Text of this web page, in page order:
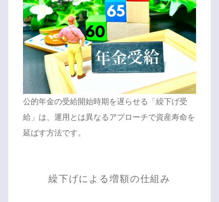
公的年金の受給開始時期を遅らせる「繰下げ受
給」は、運用とは異なるアプローチで資産寿命を
延ばす方法です。
繰下げによる増額の仕組み